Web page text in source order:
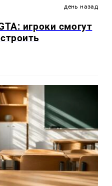
день назад
игроки смогут